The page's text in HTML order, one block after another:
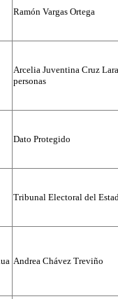
Ramón Vargas Ortega
Arcelia Juventina Cruz
personas
Dato Protegido
Tribunal Electoral del
Andrea Chávez Treviño